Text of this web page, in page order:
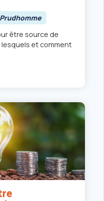
être source de
et comment